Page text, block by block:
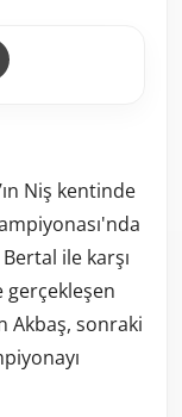
Niş kentinde
ile karşı
gerçekleşen
Akbaş, sonraki